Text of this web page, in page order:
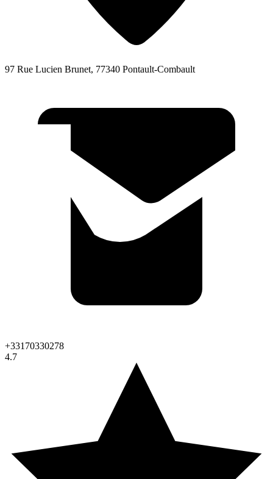
97 Rue Lucien Brunet, 77340 Pontault-Combault
+33170330278
4.7